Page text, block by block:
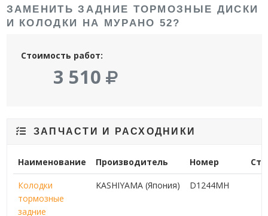
ЗАМЕНИТЬ ЗАДНИЕ ТОРМОЗНЫЕ ДИСКИ
И КОЛОДКИ НА МУРАНО 52?
Стоимость работ:
3 510
ЗАПЧАСТИ И РАСХОДНИКИ
Наименование Производитель Номер
Колодки
тормозные
задние
KASHIYAMA (Япония) D1244MH